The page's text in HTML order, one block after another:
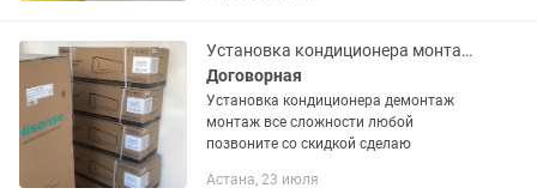
Установка кондиционера монтаж демонтаж любой сложности также вытяжка
Договорная
Установка кондиционера демонтаж
монтаж все сложности любой
позвоните со скидкой сделаю
Астана, 23 июля